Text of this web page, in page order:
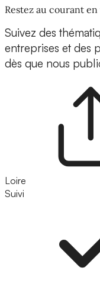
Restez au courant
Suivez des
entreprises et des
dès que nous
Loire
Suivi